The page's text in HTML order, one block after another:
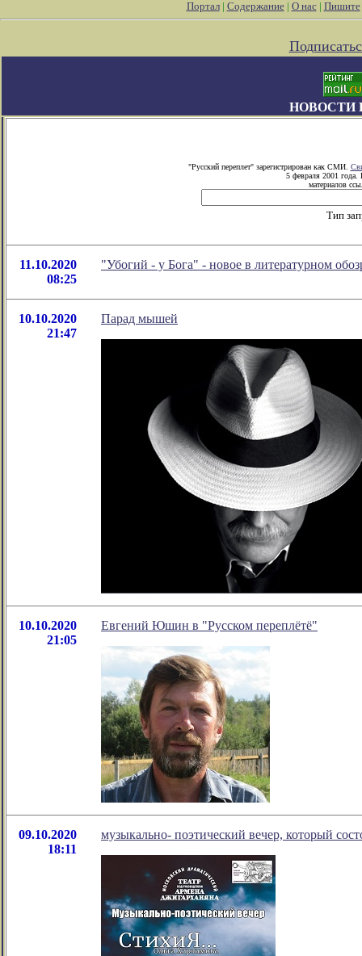
Портал| Содержание| О нас| Пишите
НОВОСТИ
"Русский переплет" зарегистрирован как СМИ.
5 февраля 2001 года.
материалов
Тип
11.10.2020
08:25
"Убогий - у Бога" - новое в литературном
10.10.2020
21:47
Парад мышей
10.10.2020
21:05
Евгений Юшин в "Русском переплётё"
09.10.2020
18:11
музыкально- поэтический вечер, который